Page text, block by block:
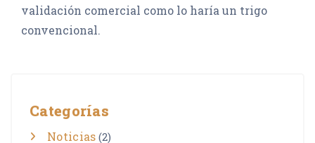
validación comercial como lo haría un trigo
convencional.
Categorías
Noticias (2)